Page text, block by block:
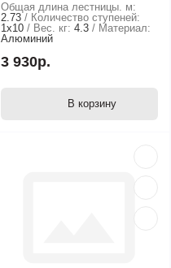
Общая длина лестницы. м:
2.73
Количество ступеней:
1х10
Вес. кг: 4.3
Материал:
Алюминий
3 930р.
В корзину